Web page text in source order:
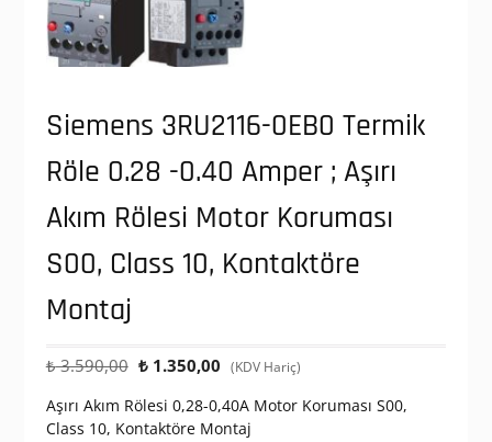
Siemens 3RU2116-0EB0 Termik
Röle 0.28 -0.40 Amper ; Aşırı
Akım Rölesi Motor Koruması
S00, Class 10, Kontaktöre
Montaj
₺3.590,00 Orijinal
₺ 3.590,00.
₺1.350,00 Şu
fiyat:
₺ 1.350,00.
(KDV Hariç)
Aşırı Akım Rölesi 0,28-0,40A Motor Koruması S00,
Class 10, Kontaktöre Montaj